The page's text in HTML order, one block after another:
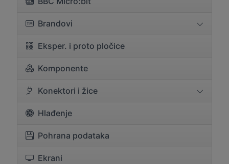
Brandovi
Eksper. i proto pločice
Komponente
Konektori i žice
Hlađenje
Pohrana podataka
Ekrani